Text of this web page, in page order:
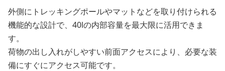
外側にトレッキングポールやマットなどを取り付けられる
機能的な設計で、40lの内部容量を最大限に活用できま
す。
荷物の出し入れがしやすい前面アクセスにより、必要な装
備にすぐにアクセス可能です。